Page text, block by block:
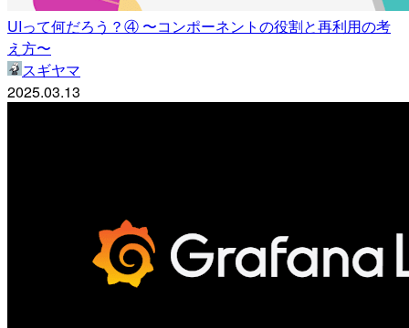
UIって何だろう？④ 〜コンポーネントの役割と再利用の考
え方〜
スギヤマ
2025.03.13